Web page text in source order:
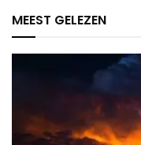
MEEST GELEZEN